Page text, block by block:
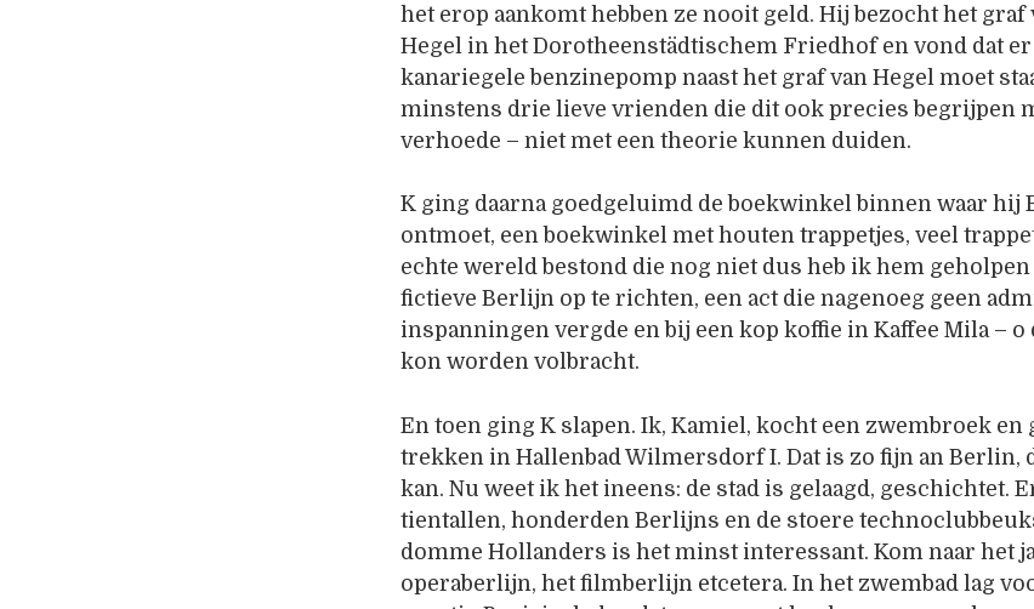
het erop aankomt hebben ze nooit geld. Hij bezocht het graf
Hegel in het Dorotheenstädtischem Friedhof en vond dat er
kanariegele benzinepomp naast het graf van Hegel moet
minstens drie lieve vrienden die dit ook precies begrijpen
verhoede – niet met een theorie kunnen duiden.
K ging daarna goedgeluimd de boekwinkel binnen waar hij
ontmoet, een boekwinkel met houten trappetjes, veel
echte wereld bestond die nog niet dus heb ik hem
fictieve Berlijn op te richten, een act die nagenoeg geen
inspanningen vergde en bij een kop koffie in Kaffee Mila – o
kon worden volbracht.
En toen ging K slapen. Ik, Kamiel, kocht een zwembroek en
trekken in Hallenbad Wilmersdorf I. Dat is zo fijn an Berlin,
kan. Nu weet ik het ineens: de stad is gelaagd, geschichtet.
tientallen, honderden Berlijns en de stoere
domme Hollanders is het minst interessant. Kom naar het
operaberlijn, het filmberlijn etcetera. In het zwembad lag